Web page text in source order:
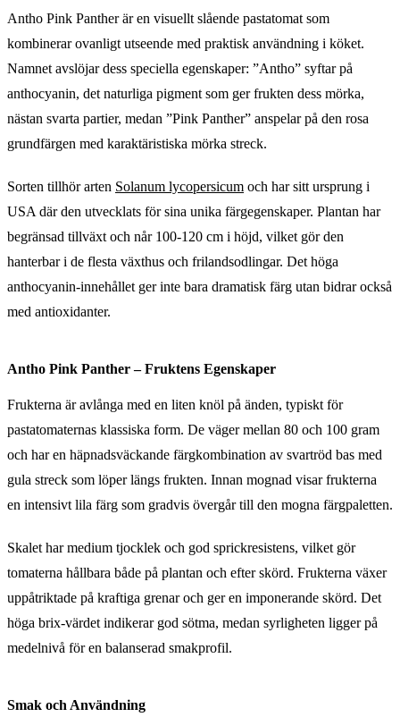
Antho Pink Panther är en visuellt slående pastatomat som
kombinerar ovanligt utseende med praktisk användning i köket.
Namnet avslöjar dess speciella egenskaper: ”Antho” syftar på
anthocyanin, det naturliga pigment som ger frukten dess mörka,
nästan svarta partier, medan ”Pink Panther” anspelar på den rosa
grundfärgen med karaktäristiska mörka streck.
Sorten tillhör arten Solanum lycopersicum och har sitt ursprung i
USA där den utvecklats för sina unika färgegenskaper. Plantan har
begränsad tillväxt och når 100-120 cm i höjd, vilket gör den
hanterbar i de flesta växthus och frilandsodlingar. Det höga
anthocyanin-innehållet ger inte bara dramatisk färg utan bidrar också
med antioxidanter.
Antho Pink Panther – Fruktens Egenskaper
Frukterna är avlånga med en liten knöl på änden, typiskt för
pastatomaternas klassiska form. De väger mellan 80 och 100 gram
och har en häpnadsväckande färgkombination av svartröd bas med
gula streck som löper längs frukten. Innan mognad visar frukterna
en intensivt lila färg som gradvis övergår till den mogna färgpaletten.
Skalet har medium tjocklek och god sprickresistens, vilket gör
tomaterna hållbara både på plantan och efter skörd. Frukterna växer
uppåtriktade på kraftiga grenar och ger en imponerande skörd. Det
höga brix-värdet indikerar god sötma, medan syrligheten ligger på
medelnivå för en balanserad smakprofil.
Smak och Användning